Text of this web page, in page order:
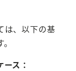
は、以下の基
ス：